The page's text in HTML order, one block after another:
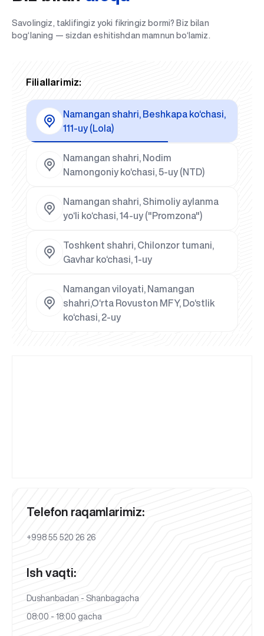
Savolingiz, taklifingiz yoki fikringiz bormi? Biz bilan
bog‘laning — sizdan eshitishdan mamnun bo‘lamiz.
Filiallarimiz:
Namangan shahri, Beshkapa ko‘chasi,
111-uy (Lola)
Namangan shahri, Nodim
Namongoniy ko‘chasi, 5-uy (NTD)
Namangan shahri, Shimoliy aylanma
yo‘li ko‘chasi, 14-uy ("Promzona")
Toshkent shahri, Chilonzor tumani,
Gavhar ko‘chasi, 1-uy
Namangan viloyati, Namangan
shahri,O‘rta Rovuston MFY, Do‘stlik
ko‘chasi, 2-uy
Telefon raqamlarimiz:
+998 55 520 26 26
Ish vaqti:
Dushanbadan - Shanbagacha
08:00 - 18:00 gacha